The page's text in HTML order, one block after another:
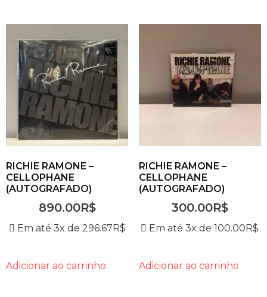
RICHIE RAMONE –
CELLOPHANE
(AUTOGRAFADO)
890.00R$
Em até 3x de 296.67 R$
Adicionar ao carrinho
RICHIE RAMONE –
CELLOPHANE
(AUTOGRAFADO)
300.00R$
Em até 3x de100.00 R$
Adicionar ao carrinho